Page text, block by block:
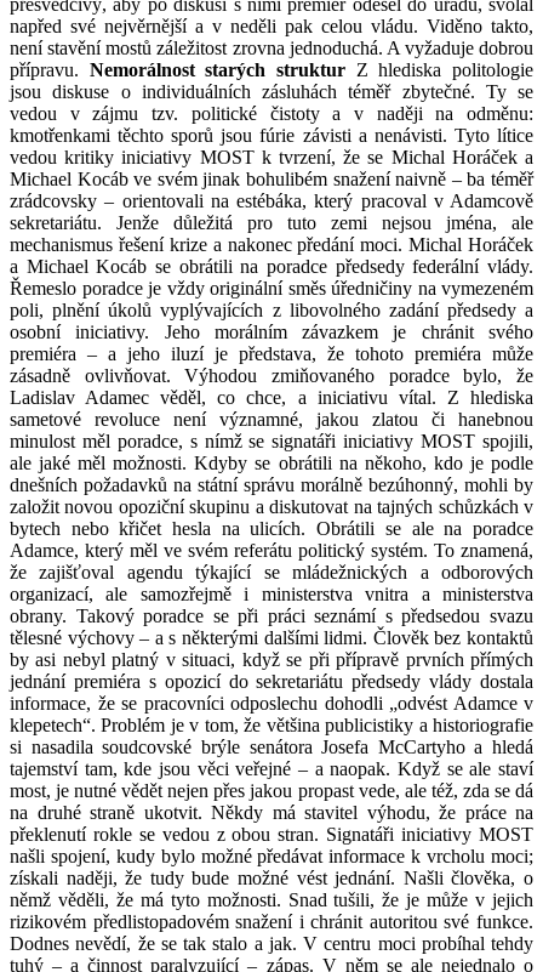
napřed své nejvěrnější a v neděli pak celou vládu. Viděno takto,
není stavění mostů záležitost zrovna jednoduchá. A vyžaduje dobrou
přípravu. Nemorálnost starých struktur Z hlediska politologie
jsou diskuse o individuálních zásluhách téměř zbytečné. Ty se
vedou v zájmu tzv. politické čistoty a v naději na odměnu:
kmotřenkami těchto sporů jsou fúrie závisti a nenávisti. Tyto lítice
vedou kritiky iniciativy MOST k tvrzení, že se Michal Horáček a
Michael Kocáb ve svém jinak bohulibém snažení naivně – ba téměř
zrádcovsky – orientovali na estébáka, který pracoval v Adamcově
sekretariátu. Jenže důležitá pro tuto zemi nejsou jména, ale
mechanismus řešení krize a nakonec předání moci. Michal Horáček
a Michael Kocáb se obrátili na poradce předsedy federální vlády.
Řemeslo poradce je vždy originální směs úředničiny na vymezeném
poli, plnění úkolů vyplývajících z libovolného zadání předsedy a
osobní iniciativy. Jeho morálním závazkem je chránit svého
premiéra – a jeho iluzí je představa, že tohoto premiéra může
zásadně ovlivňovat. Výhodou zmiňovaného poradce bylo, že
Ladislav Adamec věděl, co chce, a iniciativu vítal. Z hlediska
sametové revoluce není významné, jakou zlatou či hanebnou
minulost měl poradce, s nímž se signatáři iniciativy MOST spojili,
ale jaké měl možnosti. Kdyby se obrátili na někoho, kdo je podle
dnešních požadavků na státní správu morálně bezúhonný, mohli by
založit novou opoziční skupinu a diskutovat na tajných schůzkách v
bytech nebo křičet hesla na ulicích. Obrátili se ale na poradce
Adamce, který měl ve svém referátu politický systém. To znamená,
že zajišťoval agendu týkající se mládežnických a odborových
organizací, ale samozřejmě i ministerstva vnitra a ministerstva
obrany. Takový poradce se při práci seznámí s předsedou svazu
tělesné výchovy – a s některými dalšími lidmi. Člověk bez kontaktů
by asi nebyl platný v situaci, když se při přípravě prvních přímých
jednání premiéra s opozicí do sekretariátu předsedy vlády dostala
informace, že se pracovníci odposlechu dohodli „odvést Adamce v
klepetech“. Problém je v tom, že většina publicistiky a historiografie
si nasadila soudcovské brýle senátora Josefa McCartyho a hledá
tajemství tam, kde jsou věci veřejné – a naopak. Když se ale staví
most, je nutné vědět nejen přes jakou propast vede, ale též, zda se dá
na druhé straně ukotvit. Někdy má stavitel výhodu, že práce na
překlenutí rokle se vedou z obou stran. Signatáři iniciativy MOST
našli spojení, kudy bylo možné předávat informace k vrcholu moci;
získali naději, že tudy bude možné vést jednání. Našli člověka, o
němž věděli, že má tyto možnosti. Snad tušili, že je může v jejich
rizikovém předlistopadovém snažení i chránit autoritou své funkce.
Dodnes nevědí, že se tak stalo a jak. V centru moci probíhal tehdy
tuhý – a činnost paralyzující – zápas. V něm se ale nejednalo o